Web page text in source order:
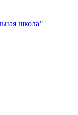
школа"